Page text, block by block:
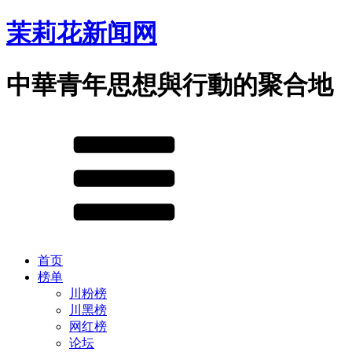
茉莉花新闻网
中華青年思想與行動的聚合地
首页
榜单
川粉榜
川黑榜
网红榜
论坛